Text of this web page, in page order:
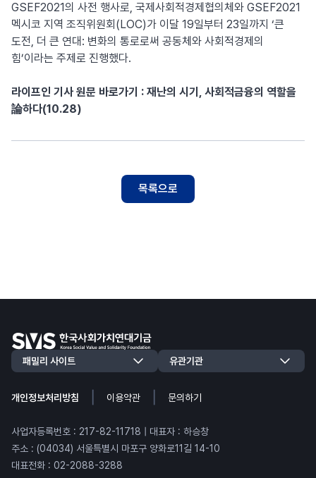
GSEF2021의 사전 행사로, 국제사회적경제협의체와 GSEF2021
멕시코 지역 조직위원회(LOC)가 이달 19일부터 23일까지 ‘큰
도전, 더 큰 연대: 변화의 통로로써 공동체와 사회적경제의
힘’이라는 주제로 진행했다.
라이프인 기사 원문 바로가기 : 재난의 시기, 사회적금융의 역할을
論하다(10.28)
목록으로
개인정보처리방침 이용약관 문의하기
사업자등록번호 : 217-82-11718 | 대표자 : 하승창
주소 : (04034) 서울특별시 마포구 양화로11길 14-10
대표전화 : 02-2088-3288